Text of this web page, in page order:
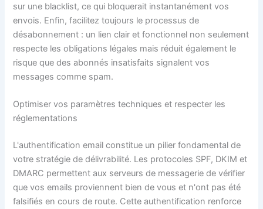
sur une blacklist, ce qui bloquerait instantanément vos
envois. Enfin, facilitez toujours le processus de
désabonnement : un lien clair et fonctionnel non seulement
respecte les obligations légales mais réduit également le
risque que des abonnés insatisfaits signalent vos
messages comme spam.
Optimiser vos paramètres techniques et respecter les
réglementations
L'authentification email constitue un pilier fondamental de
votre stratégie de délivrabilité. Les protocoles SPF, DKIM et
DMARC permettent aux serveurs de messagerie de vérifier
que vos emails proviennent bien de vous et n'ont pas été
falsifiés en cours de route. Cette authentification renforce